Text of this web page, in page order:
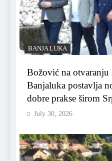
BANJA LUKA
Božović na otvaranju
Banjaluka postavlja
dobre prakse širom
July 30, 2026